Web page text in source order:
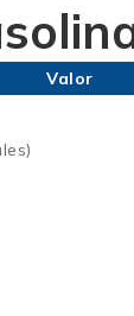
Valor